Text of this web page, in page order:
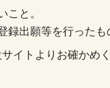
こと。
出願等を行ったも
イトよりお確かめく